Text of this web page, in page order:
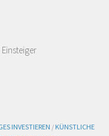
INVESTIEREN / KÜNSTLICHE